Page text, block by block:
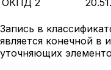
Запись в
является конечной в
уточняющих